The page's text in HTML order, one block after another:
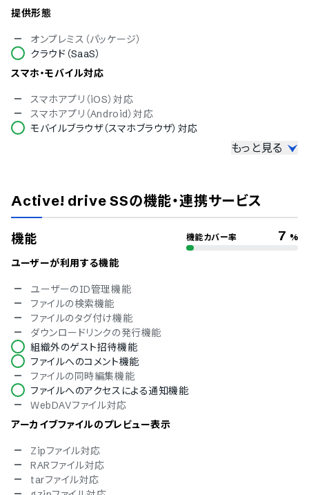
提供形態
オンプレミス（パッケージ）
クラウド（SaaS）
スマホ・モバイル対応
スマホアプリ（iOS）対応
スマホアプリ（Android）対応
モバイルブラウザ（スマホブラウザ）対応
冗長化
通信の暗号化
IP制限
二要素認証・二段階認証
シングルサインオン
アカウントロック
ユーザー別権限設定
バージョン管理
デバイス制限
国内サーバー
リンクの有効期限設定
ファイルパスワード設定
閲覧権限の設定
対応言語
デンマーク語
オランダ語
英語
もっと見る
Active! drive SSの機能・連携サービス
機能 機能カバー率 7 %
ユーザーが利用する機能
ユーザーのID管理機能
ファイルの検索機能
ファイルのタグ付け機能
ダウンロードリンクの発行機能
組織外のゲスト招待機能
ファイルへのコメント機能
ファイルの同時編集機能
ファイルへのアクセスによる通知機能
WebDAVファイル対応
アーカイブファイルのプレビュー表示
Zipファイル対応
RARファイル対応
tarファイル対応